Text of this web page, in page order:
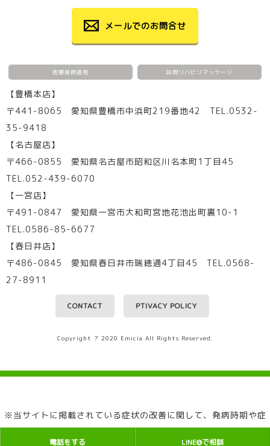
メールでのお問合せ
医療保険適用 訪問リハビリマッサージ
【豊橋本店】
〒441-8065 愛知県豊橋市中浜町219番地42 TEL.0532-
35-9418
【名古屋店】
〒466-0855 愛知県名古屋市昭和区川名本町1丁目45
TEL.052-439-6070
【一宮店】
〒491-0847 愛知県一宮市大和町宮地花池出町裏10-1
TEL.0586-85-6677
【春日井店】
〒486-0845 愛知県春日井市瑞穂通4丁目45 TEL.0568-
27-8911
CONTACT PTIVACY POLICY
Copyright ? 2020 Emicia All Rights Reserved.
電話をする LINE@で相談
※当サイトに掲載されている症状の改善に関して、発病時期や症
状によって、個人差があります。全ての患者様の効果効能を保証